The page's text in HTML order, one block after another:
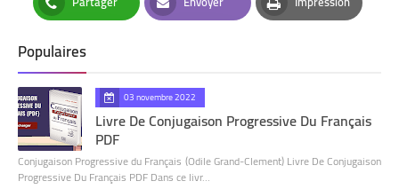
Whatsapp Email Print
Populaires
03 novembre 2022
Livre De Conjugaison Progressive Du Français
PDF
Conjugaison Progressive du Français (Odile Grand-Clement) Livre De Conjugaison
Progressive Du Français PDF Dans ce livr…